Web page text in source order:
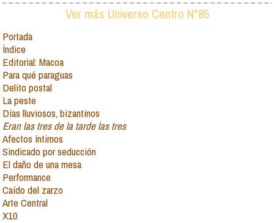
Ver más Universo Centro N°85
Portada
Índice
Editorial: Macoa
Para qué paraguas
Delito postal
La peste
Días lluviosos, bizantinos
Eran las tres de la tarde las tres
Afectos íntimos
Sindicado por seducción
El daño de una mesa
Performance
Caído del zarzo
Arte Central
X10